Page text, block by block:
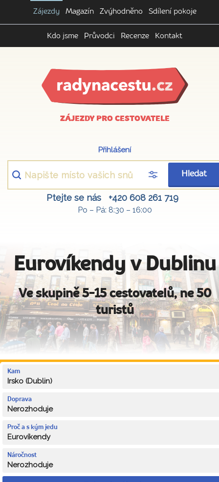
Zájezdy Magazín Zvýhodněno Sdílení pokoje
Kdo jsme Průvodci Recenze Kontakt
ZÁJEZDY PRO CESTOVATELE
Přihlášení
Hledat
Ptejte se nás +420 608 261 719
Po – Pá: 8:30 – 16:00
Eurovíkendy v Dublinu
Ve skupině 5-15 cestovatelů, ne 50
turistů
Kam
Irsko (Dublin)
Doprava
Nerozhoduje
Proč a s kým jedu
Eurovíkendy
Náročnost
Nerozhoduje